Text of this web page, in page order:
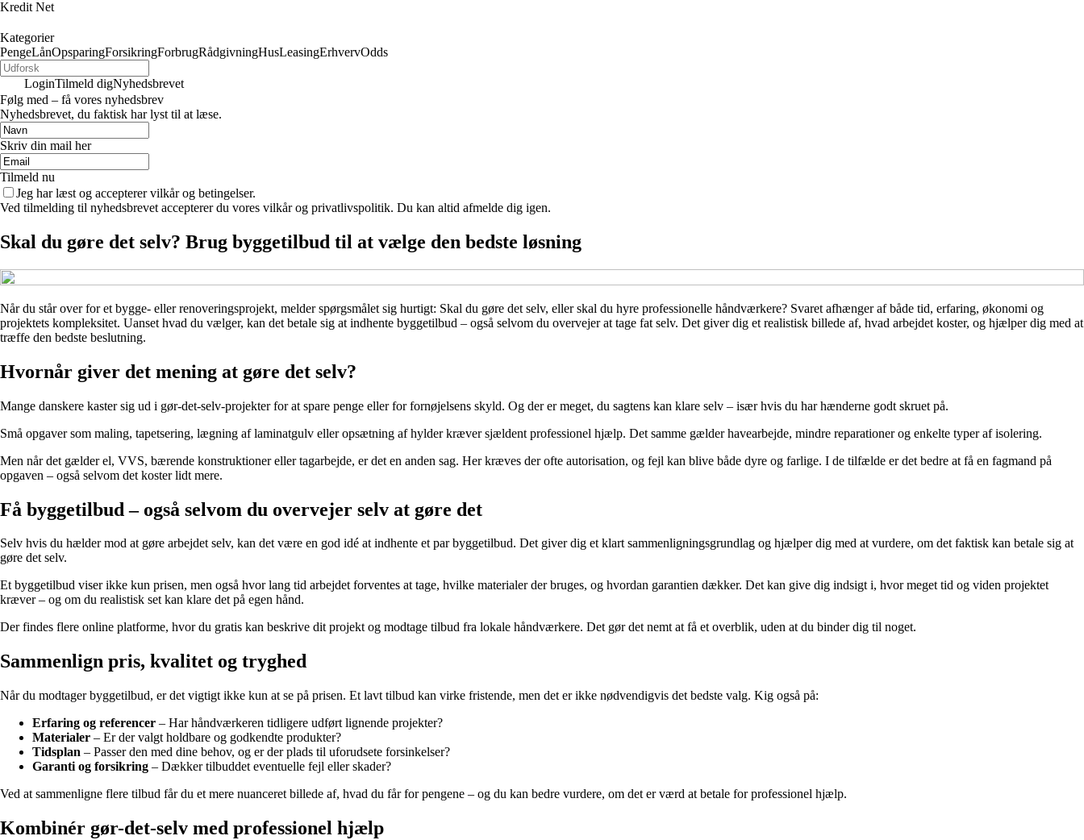
Kredit Net
Kategorier
PengeLånOpsparingForsikringForbrugRådgivningHusLeasingErhvervOdds
LoginTilmeld digNyhedsbrevet
Følg med – få vores nyhedsbrev
Nyhedsbrevet, du faktisk har lyst til at læse.
Skriv din mail her
Tilmeld nu
Jeg har læst og accepterer vilkår og betingelser.
Ved tilmelding til nyhedsbrevet accepterer du vores vilkår og privatlivspolitik. Du kan altid afmelde dig igen.
Skal du gøre det selv? Brug byggetilbud til at vælge den bedste løsning
Når du står over for et bygge- eller renoveringsprojekt, melder spørgsmålet sig hurtigt: Skal du gøre det selv, eller skal du hyre professionelle håndværkere? Svaret afhænger af både tid, erfaring, økonomi og
projektets kompleksitet. Uanset hvad du vælger, kan det betale sig at indhente byggetilbud – også selvom du overvejer at tage fat selv. Det giver dig et realistisk billede af, hvad arbejdet koster, og hjælper dig med at
træffe den bedste beslutning.
Hvornår giver det mening at gøre det selv?
Mange danskere kaster sig ud i gør-det-selv-projekter for at spare penge eller for fornøjelsens skyld. Og der er meget, du sagtens kan klare selv – især hvis du har hænderne godt skruet på.
Små opgaver som maling, tapetsering, lægning af laminatgulv eller opsætning af hylder kræver sjældent professionel hjælp. Det samme gælder havearbejde, mindre reparationer og enkelte typer af isolering.
Men når det gælder el, VVS, bærende konstruktioner eller tagarbejde, er det en anden sag. Her kræves der ofte autorisation, og fejl kan blive både dyre og farlige. I de tilfælde er det bedre at få en fagmand på
opgaven – også selvom det koster lidt mere.
Få byggetilbud – også selvom du overvejer selv at gøre det
Selv hvis du hælder mod at gøre arbejdet selv, kan det være en god idé at indhente et par byggetilbud. Det giver dig et klart sammenligningsgrundlag og hjælper dig med at vurdere, om det faktisk kan betale sig at
gøre det selv.
Et byggetilbud viser ikke kun prisen, men også hvor lang tid arbejdet forventes at tage, hvilke materialer der bruges, og hvordan garantien dækker. Det kan give dig indsigt i, hvor meget tid og viden projektet
kræver – og om du realistisk set kan klare det på egen hånd.
Der findes flere online platforme, hvor du gratis kan beskrive dit projekt og modtage tilbud fra lokale håndværkere. Det gør det nemt at få et overblik, uden at du binder dig til noget.
Sammenlign pris, kvalitet og tryghed
Når du modtager byggetilbud, er det vigtigt ikke kun at se på prisen. Et lavt tilbud kan virke fristende, men det er ikke nødvendigvis det bedste valg. Kig også på:
Erfaring og referencer – Har håndværkeren tidligere udført lignende projekter?
Materialer – Er der valgt holdbare og godkendte produkter?
Tidsplan – Passer den med dine behov, og er der plads til uforudsete forsinkelser?
Garanti og forsikring – Dækker tilbuddet eventuelle fejl eller skader?
Ved at sammenligne flere tilbud får du et mere nuanceret billede af, hvad du får for pengene – og du kan bedre vurdere, om det er værd at betale for professionel hjælp.
Kombinér gør-det-selv med professionel hjælp